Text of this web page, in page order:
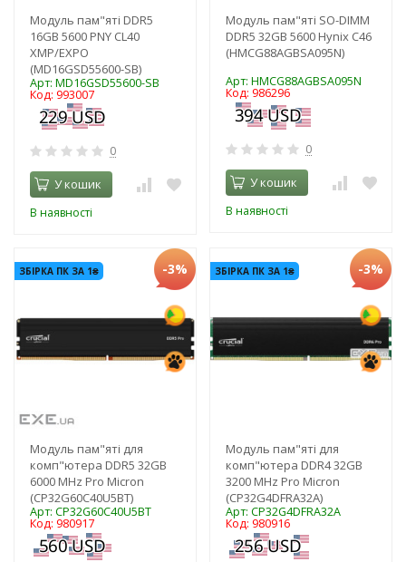
Модуль пам"яті DDR5
16GB 5600 PNY CL40
XMP/EXPO
(MD16GSD55600-SB)
Арт: MD16GSD55600-SB
Код: 993007
0
У кошик
В наявності
Модуль пам"яті SO-DIMM
DDR5 32GB 5600 Hynix C46
(HMCG88AGBSA095N)
Арт: HMCG88AGBSA095N
Код: 986296
0
У кошик
В наявності
ЗБІРКА ПК ЗА 1₴ -3%
Модуль пам"яті для
комп"ютера DDR5 32GB
6000 MHz Pro Micron
(CP32G60C40U5BT)
Арт: CP32G60C40U5BT
Код: 980917
ЗБІРКА ПК ЗА 1₴ -3%
Модуль пам"яті для
комп"ютера DDR4 32GB
3200 MHz Pro Micron
(CP32G4DFRA32A)
Арт: CP32G4DFRA32A
Код: 980916